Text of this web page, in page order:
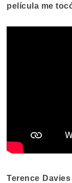
película me
Terence